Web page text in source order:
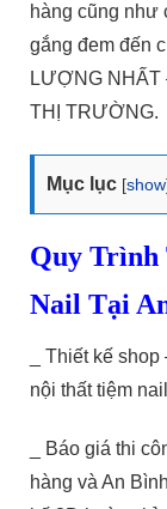
hàng cũng như
gắng đem đến
LƯỢNG NHẤT
THỊ TRƯỜNG.
Mục lục [show
Quy Trình
Nail Tại
_ Thiết kế
nội thất tiệm
_ Báo giá thi
hàng và An